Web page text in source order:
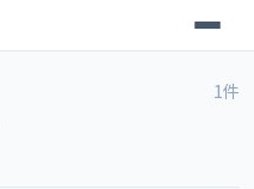
1件